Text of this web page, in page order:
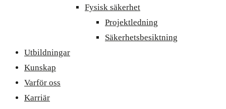
Fysisk säkerhet
Projektledning
Säkerhetsbesiktning
Utbildningar
Kunskap
Varför oss
Karriär